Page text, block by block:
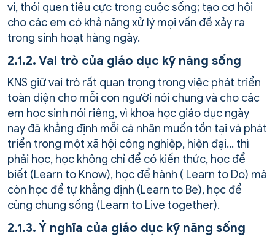
vi, thói quen tiêu cực trong cuộc sống; tạo cơ hội
cho các em có khả năng xử lý mọi vấn đề xảy ra
trong sinh hoạt hàng ngày.
2.1.2. Vai trò của giáo dục kỹ năng sống
KNS giữ vai trò rất quan trọng trong việc phát triển
toàn diện cho mỗi con người nói chung và cho các
em học sinh nói riêng, vì khoa học giáo dục ngày
nay đã khẳng định mỗi cá nhân muốn tồn tại và phát
triển trong một xã hội công nghiệp, hiện đại… thì
phải học, học không chỉ để có kiến thức, học để
biết (Learn to Know), học để hành ( Learn to Do) mà
còn học để tự khẳng định (Learn to Be), học để
cùng chung sống (Learn to Live together).
2.1.3. Ý nghĩa của giáo dục kỹ năng sống